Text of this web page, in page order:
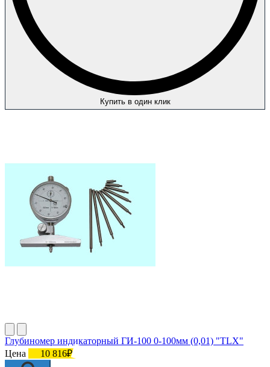
Купить в один клик
Глубиномер индикаторный ГИ-100 0-100мм (0,01) "TLX"
Цена
10 816₽